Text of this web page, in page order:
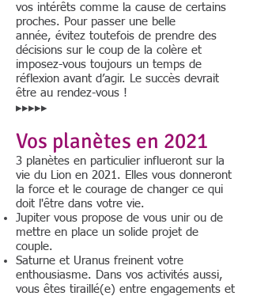
vos intérêts comme la cause de certains
proches. Pour passer une belle
année, évitez toutefois de prendre des
décisions sur le coup de la colère et
imposez-vous toujours un temps de
réflexion avant d’agir. Le succès devrait
être au rendez-vous !
▸▸▸▸▸
Vos planètes en 2021
3 planètes en particulier influeront sur la
vie du Lion en 2021. Elles vous donneront
la force et le courage de changer ce qui
doit l'être dans votre vie.
Jupiter vous propose de vous unir ou de
mettre en place un solide projet de
couple.
Saturne et Uranus freinent votre
enthousiasme. Dans vos activités aussi,
vous êtes tiraillé(e) entre engagements et